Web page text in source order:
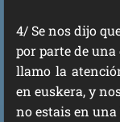
4/ Se nos dijo
por parte de
llamo la
en euskera, y
no estais en